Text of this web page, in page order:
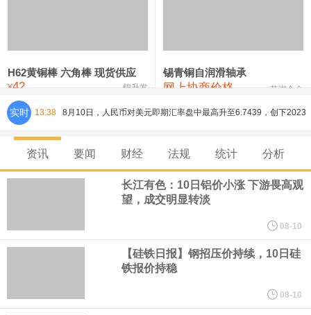
氯化镍 38,300—40,300 39,300 0
H62黄铜棒 六角棒 现货供应
¥42 锦升发
锡青铜自润滑轴承
网上协商价格 芜湖合金
实时 13:38 8月10日，人民币对美元即期汇率盘中最高升至6.7439，创下2023
年2月6日以来的3年多新高。工银亚洲在展望下半年人民币走势时认
为，人民币汇率大概率延续波动、缓步走升态势，主要影响因素包
对出口产品和地区结构、量价关系分化等影响；二是国际资金增配
资讯 要闻 财经 法规 统计 分析
长江有色：10日铝价小涨 下游畏高观
望，成交明显转淡
08-10
【硅铁日报】钢招压价持续，10日硅
铁报价持稳
08-10